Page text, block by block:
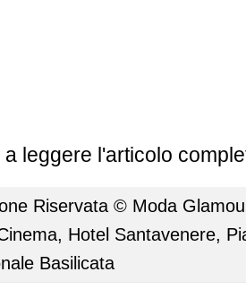
leggere l'articolo
Riservata © Moda
Hotel Santavenere
Basilicata